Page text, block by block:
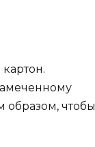
образом, чтобы